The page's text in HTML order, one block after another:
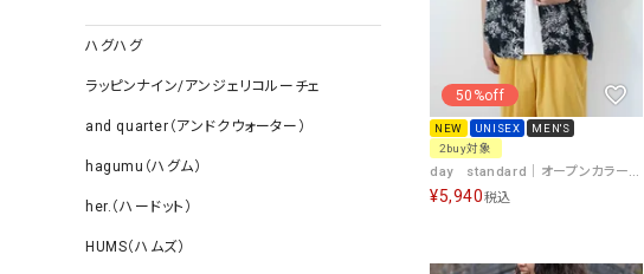
ハグハグ
ラッピンナイン/アンジェリコルーチェ
and quarter（アンドクウォーター）
hagumu（ハグム）
her.（ハードット）
HUMS（ハムズ）
50%off
NEW UNISEX
MEN'S
2buy対象
day standard｜オープンカラーアロハシャツ [[d-c-028]][D]
¥5,940税込